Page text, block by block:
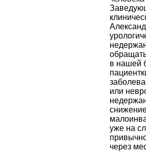
в нашей
или
уже на
через